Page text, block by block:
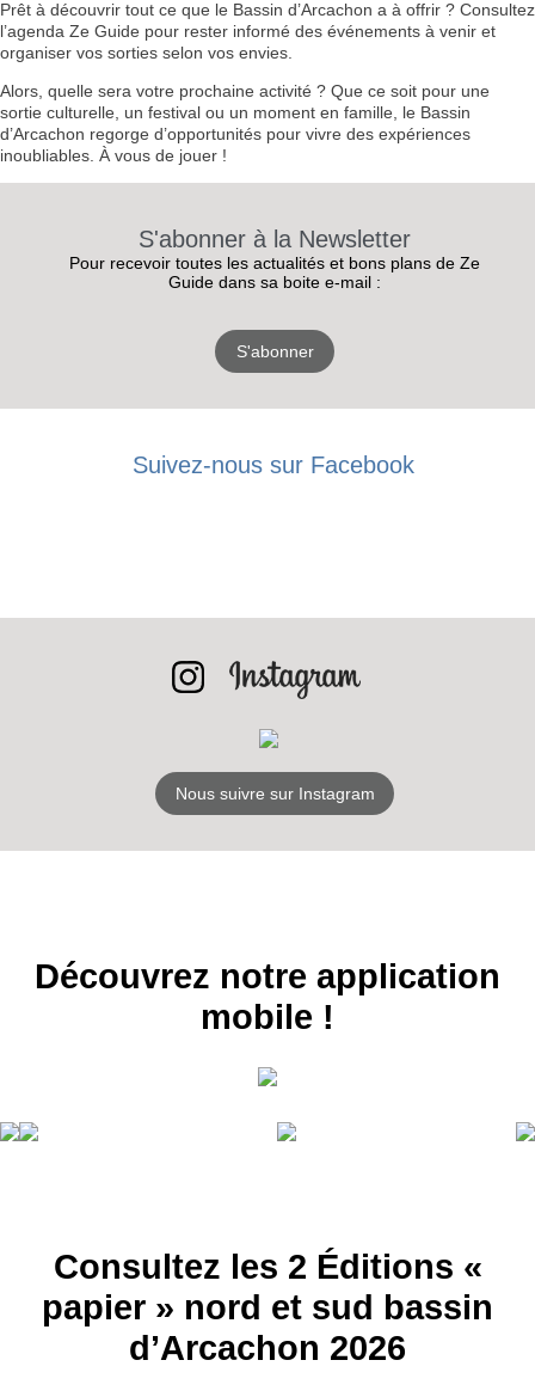
LES
Prêt à découvrir tout ce que le Bassin d’Arcachon a à offrir ? Consultez
l’agenda Ze Guide pour rester informé des événements à venir et
organiser vos sorties selon vos envies.
Alors, quelle sera votre prochaine activité ? Que ce soit pour une
sortie culturelle, un festival ou un moment en famille, le Bassin
d’Arcachon regorge d’opportunités pour vivre des expériences
inoubliables. À vous de jouer !
S'abonner à la Newsletter
Pour recevoir toutes les actualités et bons plans de Ze
Guide dans sa boite e-mail :
S'abonner
Suivez-nous sur Facebook
Nous suivre sur Instagram
Découvrez notre application
mobile !
Consultez les 2 Éditions «
papier » nord et sud bassin
d’Arcachon 2026